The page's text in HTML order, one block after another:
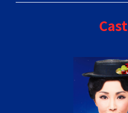
Cast